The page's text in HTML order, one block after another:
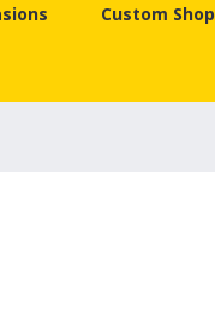
Custom Shop